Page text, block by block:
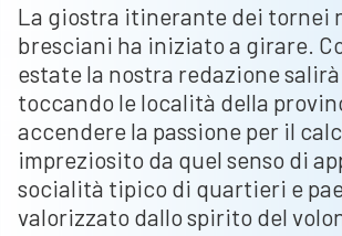
La giostra itinerante dei tornei
bresciani ha iniziato a girare.
estate la nostra redazione
toccando le località della
accendere la passione per il
impreziosito da quel senso di
socialità tipico di quartieri e
valorizzato dallo spirito del